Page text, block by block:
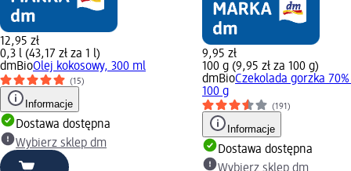
12,95 zł
0,3 l (43,17 zł za 1 l)
dmBioOlej kokosowy, 300 ml
(15)
Informacje
Dostawa dostępna
Wybierz sklep dm
9,95 zł
100 g (9,95 zł za 100 g)
dmBioCzekolada gorzka
100 g
(191)
Informacje
Dostawa dostępna